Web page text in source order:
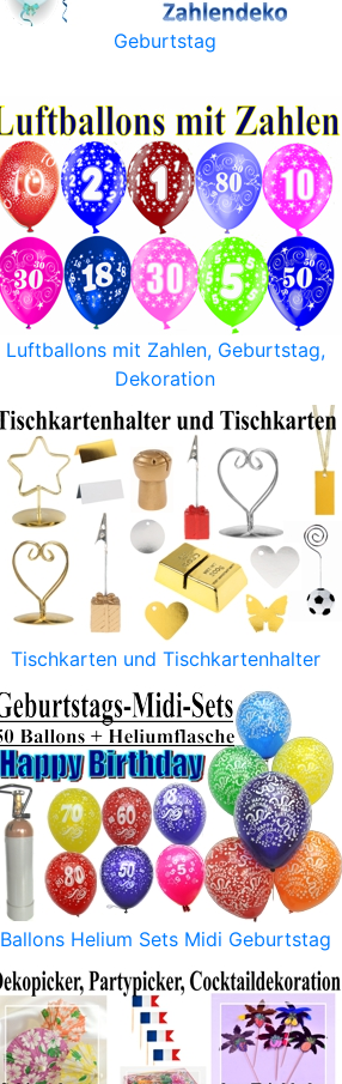
Geburtstag
Luftballons mit Zahlen, Geburtstag,
Dekoration
Tischkarten und Tischkartenhalter
Ballons Helium Sets Midi Geburtstag